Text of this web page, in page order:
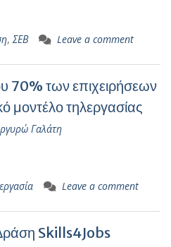
,ΣΕΒ Leave a comment
70% των επιχειρήσεων
μοντέλο τηλεργασίας
Γαλάτη
Leave a comment
Skills4Jobs